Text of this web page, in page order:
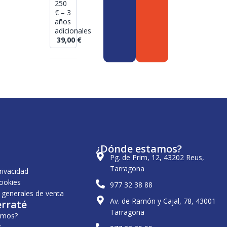
250
€ – 3
años
adicionales
39,00 €
de venta
¿Dónde estamos?
Pg. de Prim, 12, 43202 Reus,
Tarragona
977 32 38 88
Av. de Ramón y Cajal, 78, 43001
Tarragona